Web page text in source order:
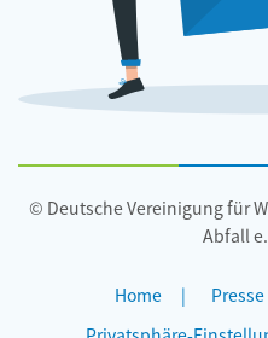
© Deutsche Vereinigung für
Abfall e.
Home Presse